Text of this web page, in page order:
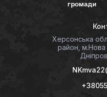
громади
Херсонська
район, м.Нова